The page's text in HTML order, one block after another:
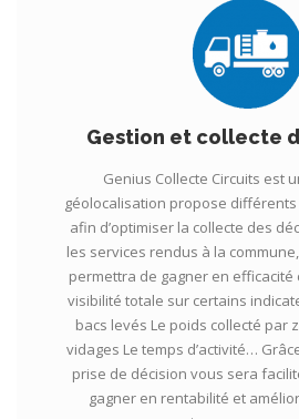
Gestion et collecte
Genius Collecte Circuits est
géolocalisation propose
afin d’optimiser la collecte des
les services rendus à la
permettra de gagner en
visibilité totale sur certains
bacs levés Le poids collecté par
vidages Le temps d’activité…
prise de décision vous sera
gagner en rentabilité et